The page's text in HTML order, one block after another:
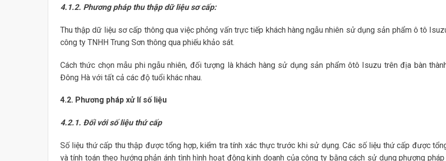
4.1.2. Phương pháp thu thập dữ liệu sơ cấp:
Thu thập dữ liệu sơ cấp thông qua việc phỏng vấn trực tiếp khách hàng ngẫu nhiên sử dụng sản phẩm ô tô
công ty TNHH Trung Sơn thông qua phiếu khảo sát.
Cách thức chọn mẫu phi ngẫu nhiên, đối tượng là khách hàng sử dụng sản phẩm ôtô Isuzu trên địa bàn
Đông Hà với tất cả các độ tuổi khác nhau.
4.2. Phương pháp xử lí số liệu
4.2.1. Đối với số liệu thứ cấp
Số liệu thứ cấp thu thập được tổng hợp, kiểm tra tính xác thực trước khi sử dụng. Các số liệu thứ cấp được
và tính toán theo hướng phản ánh tình hình hoạt động kinh doanh của công ty bằng cách sử dụng phương pháp